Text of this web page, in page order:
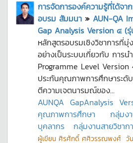
การจัดการองค์ความรู้ที่ได้จา
อบรม สัมมนา » AUN-QA
Gap Analysis Version ๔ (
หลักสูตรอบรมเชิงวิชาการที่มุ่
อย่างเป็นระบบเกี่ยวกับ การ
Programme Level Version
ประกันคุณภาพการศึกษาระดั
ตีความเจตนารมณ์ของ...
AUNQA GapAnalysis
คุณภาพการศึกษา
กลุ่มง
บุคลากร
กลุ่มงานสายวิชาก
ผู้เขียน ศิรศักดิ์ ศศิวรรณพงศ์ วั